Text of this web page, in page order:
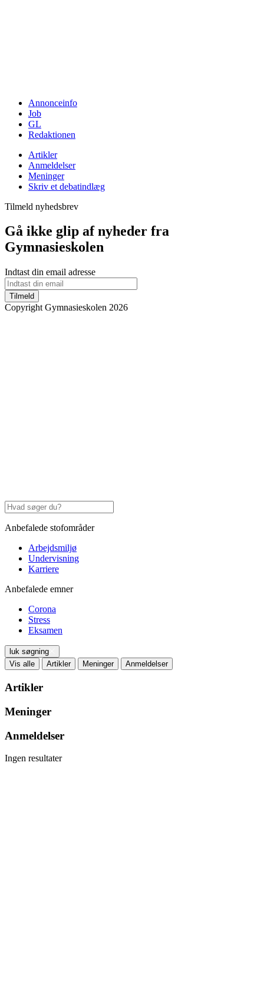
Annonceinfo
Job
GL
Redaktionen
Artikler
Anmeldelser
Meninger
Skriv et debatindlæg
Tilmeld nyhedsbrev
Gå ikke glip af nyheder fra
Gymnasieskolen
Indtast din email adresse
Tilmeld
Copyright Gymnasieskolen 2026
Anbefalede stofområder
Arbejdsmiljø
Undervisning
Karriere
Anbefalede emner
Corona
Stress
Eksamen
luk søgning
Vis alle
Artikler Meninger Anmeldelser
Artikler
Meninger
Anmeldelser
Ingen resultater